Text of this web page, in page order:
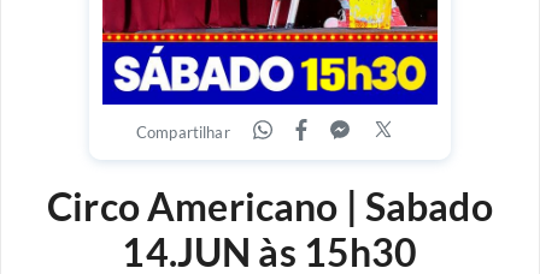
Compartilhar
Circo Americano | Sabado
14.JUN às 15h30